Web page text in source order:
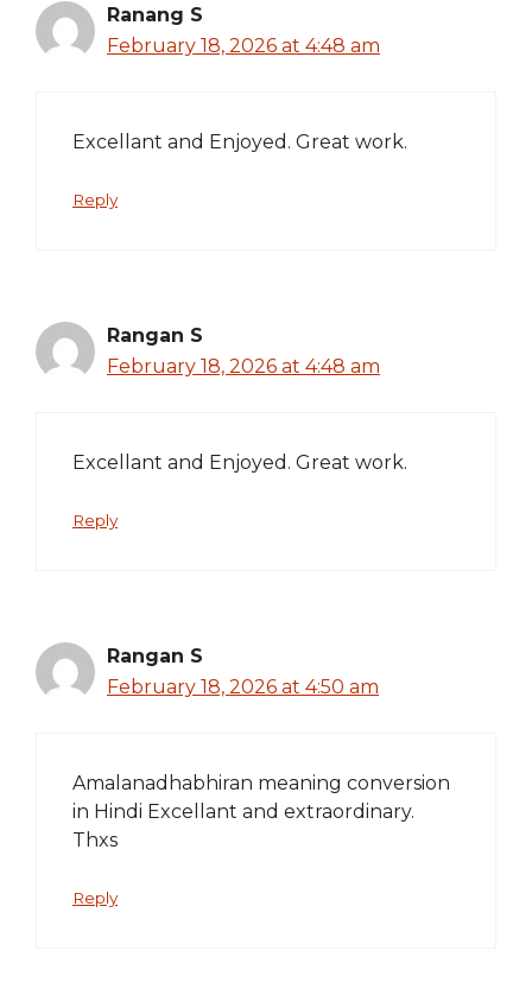
Ranang S
February 18, 2026 at 4:48 am
Excellant and Enjoyed. Great work.
Reply
Rangan S
February 18, 2026 at 4:48 am
Excellant and Enjoyed. Great work.
Reply
Rangan S
February 18, 2026 at 4:50 am
Amalanadhabhiran meaning conversion
in Hindi Excellant and extraordinary.
Thxs
Reply